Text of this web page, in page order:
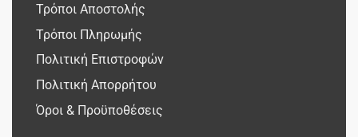
Τρόποι Αποστολής
Τρόποι Πληρωμής
Πολιτική Επιστροφών
Πολιτική Απορρήτου
Όροι & Προϋποθέσεις